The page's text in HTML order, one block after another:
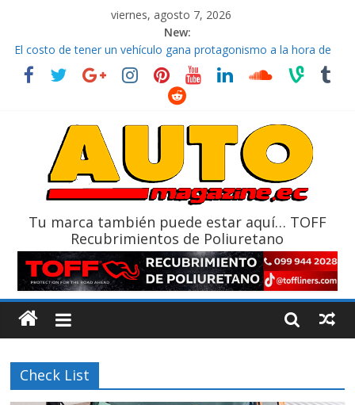
viernes, agosto 7, 2026
New:
El costo de tener un vehículo gana protagonismo a la hora de
decidir
Ultima película ‘Spider‑Man: Brand New Day’ pone en escena a
La Vuelta al Ecuador 2026, edición 47ª, recorre 7 provincias en 8
La FEDAK recibe 12 Sinotruk Bolden para cubrir las rutas de La
Tu marca también puede estar aquí… TOFF
Recubrimientos de Poliuretano
Check List